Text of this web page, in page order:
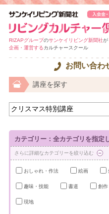
RIZAPグループのサンケイリビング新聞社が
企画・運営するカルチャースクール
お問い合わ
講座を探す
カテゴリー：全カテゴリを指定
さらに詳細なカテゴリーを絞り込む
おしゃれ・作法 絵画
趣味・技能 書道 創作
現地